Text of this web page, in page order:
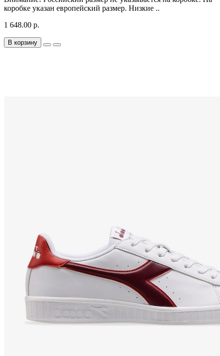
коробке указан европейский размер. Низкие ..
1 648.00 р.
В корзину